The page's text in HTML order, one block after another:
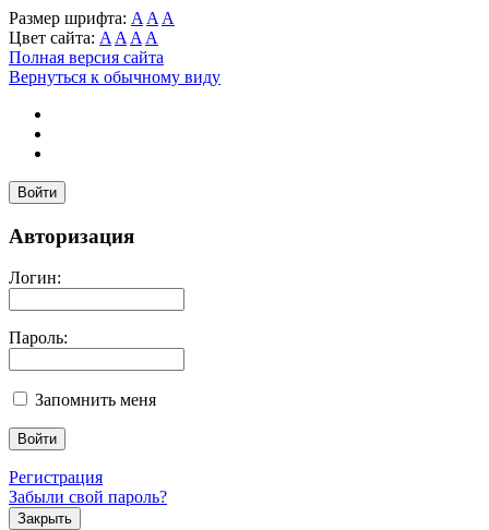
Размер шрифта: A A A
Цвет сайта: A A A A
Полная версия сайта
Вернуться к обычному виду
Войти
Авторизация
Логин:
Пароль:
Запомнить меня
Регистрация
Забыли свой пароль?
Закрыть